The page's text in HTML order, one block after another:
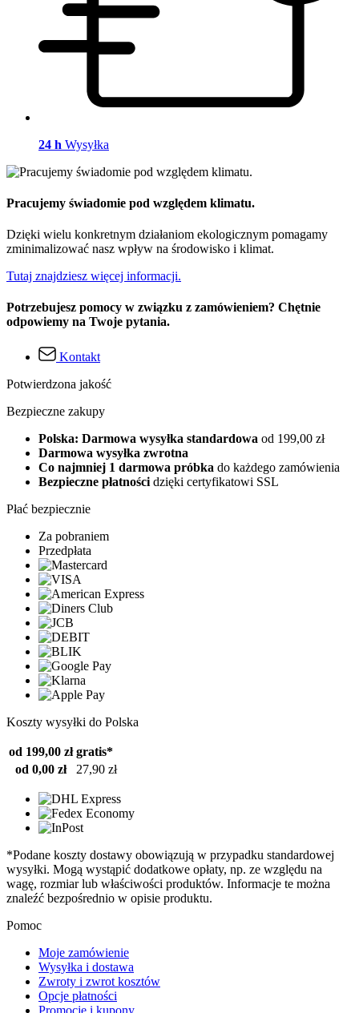
24 h Wysyłka
Pracujemy świadomie pod względem klimatu.
Dzięki wielu konkretnym działaniom ekologicznym pomagamy
zminimalizować nasz wpływ na środowisko i klimat.
Tutaj znajdziesz więcej informacji.
Potrzebujesz pomocy w związku z zamówieniem? Chętnie
odpowiemy na Twoje pytania.
Kontakt
Potwierdzona jakość
Bezpieczne zakupy
Polska: Darmowa wysyłka standardowa od 199,00 zł
Darmowa wysyłka zwrotna
Co najmniej 1 darmowa próbka do każdego zamówienia
Bezpieczne płatności dzięki certyfikatowi SSL
Płać bezpiecznie
Za pobraniem
Przedpłata
Koszty wysyłki do Polska
od 199,00 zł gratis*
od 0,00 zł
27,90 zł
*Podane koszty dostawy obowiązują w przypadku standardowej
wysyłki. Mogą wystąpić dodatkowe opłaty, np. ze względu na
wagę, rozmiar lub właściwości produktów. Informacje te można
znaleźć bezpośrednio w opisie produktu.
Pomoc
Moje zamówienie
Wysyłka i dostawa
Zwroty i zwrot kosztów
Opcje płatności
Promocje i kupony